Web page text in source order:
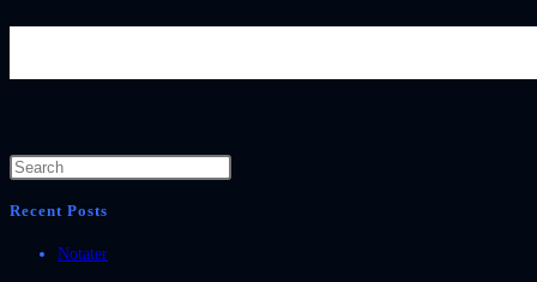
Recent Posts
Notater